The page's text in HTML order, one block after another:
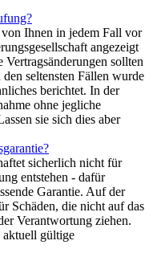
Ihnen in jedem Fall vor
angezeigt
sollten
seltensten Fällen wurde
berichtet. In der
ohne jegliche
sie sich dies aber
sicherlich nicht für
entstehen - dafür
Garantie. Auf der
Schäden, die nicht auf das
Verantwortung ziehen.
aktuell gültige